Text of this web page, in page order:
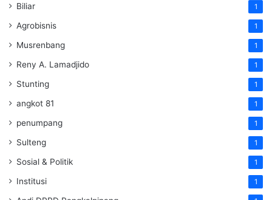
Biliar 1
Agrobisnis 1
Musrenbang 1
Reny A. Lamadjido 1
Stunting 1
angkot 81 1
penumpang 1
Sulteng 1
Sosial & Politik 1
Institusi 1